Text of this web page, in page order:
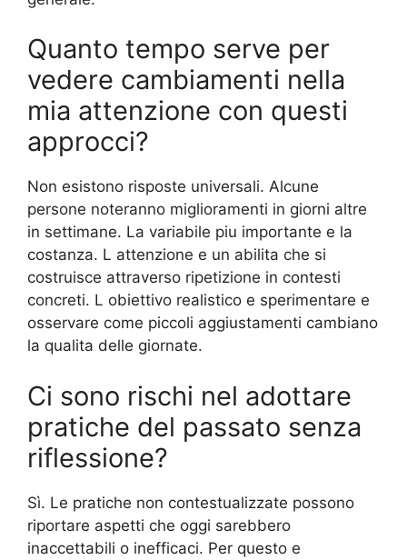
Quanto tempo serve per
vedere cambiamenti nella
mia attenzione con questi
approcci?
Non esistono risposte universali. Alcune
persone noteranno miglioramenti in giorni altre
in settimane. La variabile piu importante e la
costanza. L attenzione e un abilita che si
costruisce attraverso ripetizione in contesti
concreti. L obiettivo realistico e sperimentare e
osservare come piccoli aggiustamenti cambiano
la qualita delle giornate.
Ci sono rischi nel adottare
pratiche del passato senza
riflessione?
Sì. Le pratiche non contestualizzate possono
riportare aspetti che oggi sarebbero
inaccettabili o inefficaci. Per questo e